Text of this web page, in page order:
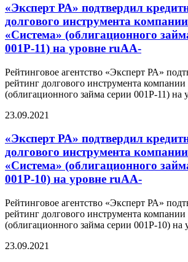
«Эксперт РА» подтвердил
долгового инструмента
«Система» (облигационного
001Р-11) на уровне ruAА-
Рейтинговое агентство «Эксперт РА»
рейтинг долгового инструмента
(облигационного займа серии 001Р-11) на
23.09.2021
«Эксперт РА» подтвердил
долгового инструмента
«Система» (облигационного
001Р-10) на уровне ruAА-
Рейтинговое агентство «Эксперт РА»
рейтинг долгового инструмента
(облигационного займа серии 001Р-10) на
23.09.2021